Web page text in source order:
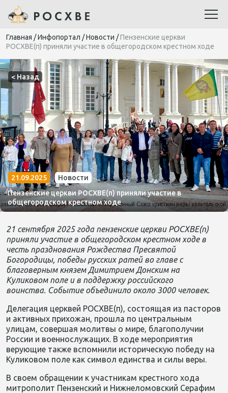
Главная /Инфопортал /Новости /Пензенские церкви
РОСХВЕ(п) приняли участие в общегородском крестном ходе
< Назад
21.09.2025
Новости
Пензенские церкви РОСХВЕ(п) приняли участие в
общегородском крестном ходе
21 сентября 2025 года пензенские церкви РОСХВЕ(п)
приняли участие в общегородском крестном ходе в
честь празднования Рождества Пресвятой
Богородицы, победы русских ратей во главе с
благоверным князем Димитрием Донским на
Куликовом поле и в поддержку российского
воинства. Событие объединило около 3000 человек.
Делегация церквей РОСХВЕ(п), состоящая из пасторов
и активных прихожан, прошла по центральным
улицам, совершая молитвы о мире, благополучии
России и военнослужащих. В ходе мероприятия
верующие также вспомнили историческую победу на
Куликовом поле как символ единства и силы веры.
В своем обращении к участникам крестного хода
митрополит Пензенский и Нижнеломовский Серафим